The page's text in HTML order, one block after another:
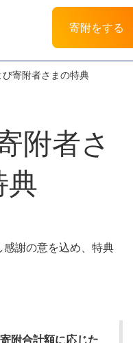
寄附をする
び寄附者さまの特典
附者さ
典
謝の意を込め、特典
寄附合計額に応じた